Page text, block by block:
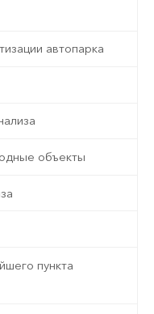
автопарка
объекты
пункта